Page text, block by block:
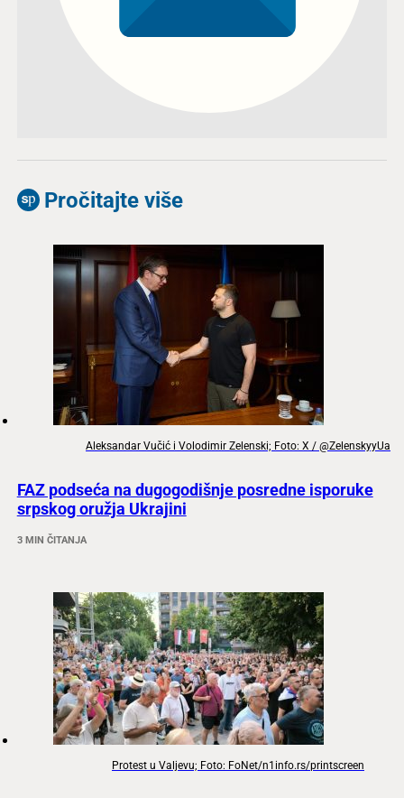
Pročitajte više
Aleksandar Vučić i Volodimir Zelenski; Foto: X / @ZelenskyyUa
FAZ podseća na dugogodišnje posredne isporuke
srpskog oružja Ukrajini
3 MIN ČITANJA
Protest u Valjevu; Foto: FoNet/n1info.rs/printscreen